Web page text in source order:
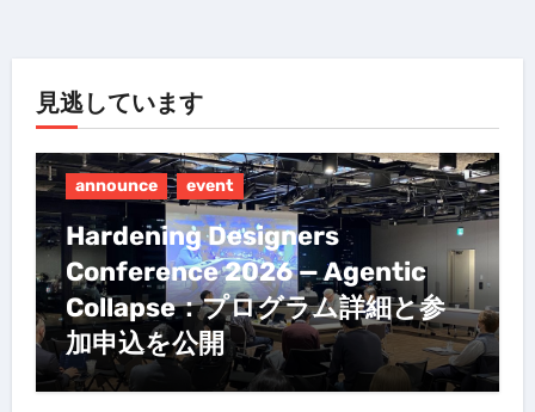
見逃しています
announce event
Hardening Designers
Conference 2026 — Agentic
Collapse：プログラム詳細と参
加申込を公開